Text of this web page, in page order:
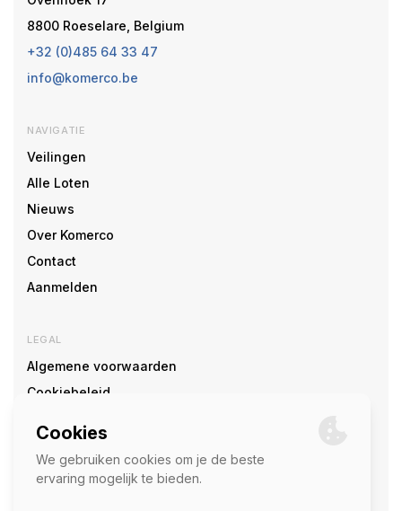
8800 Roeselare, Belgium
+32 (0)485 64 33 47
info@komerco.be
NAVIGATIE
Veilingen
Alle Loten
Nieuws
Over Komerco
Contact
Aanmelden
LEGAL
Algemene voorwaarden
Cookiebeleid
SOCIAL